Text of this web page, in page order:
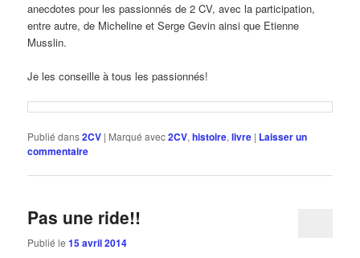
anecdotes pour les passionnés de 2 CV, avec la participation,
entre autre, de Micheline et Serge Gevin ainsi que Etienne
Musslin.
Je les conseille à tous les passionnés!
Publié dans2CV | Marqué avec2CV,histoire,livre | Laisser un
commentaire
Pas une ride!!
Publié le15 avril 2014